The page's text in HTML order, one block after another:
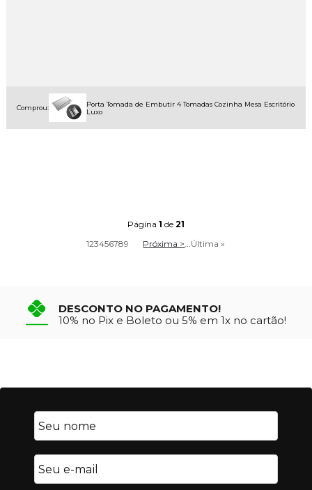
Comprou:
Porta Tomada de Embutir 4 Tomadas Cozinha Mesa Escritório
Luxo
Página 1 de 21
123456789 Próxima >...Última »
DESCONTO NO PAGAMENTO!
10% no Pix e Boleto ou 5% em 1x no cartão!